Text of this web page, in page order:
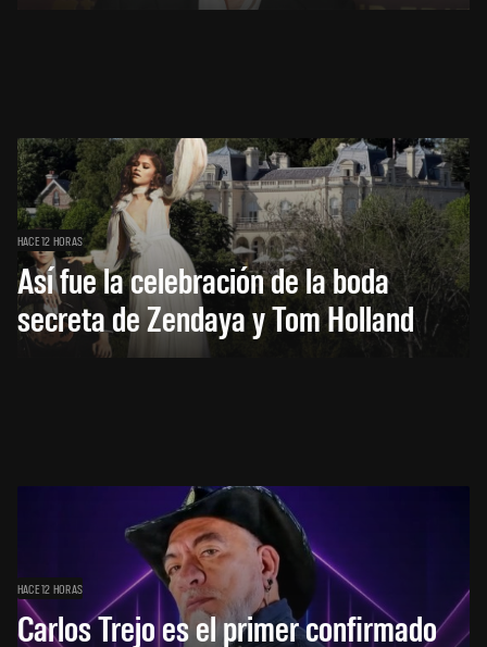
HACE 12 HORAS
Así fue la celebración de la boda
secreta de Zendaya y Tom Holland
HACE 12 HORAS
Carlos Trejo es el primer confirmado